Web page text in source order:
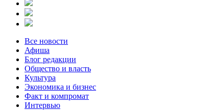
Все новости
Афиша
Блог редакции
Общество и власть
Культура
Экономика и бизнес
Факт и компромат
Интервью